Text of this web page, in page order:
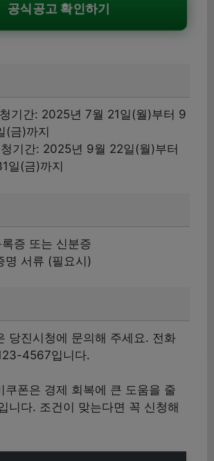
공식공고 확인하기
기간: 2025년 7월 21일(월)부터 9
(금)까지
기간: 2025년 9월 22일(월)부터
일(금)까지
증 또는 신분증
명 서류 (필요시)
당진시청에 문의해 주세요. 전화
4567입니다.
쿠폰은 경제 회복에 큰 도움을 줄
니다. 조건이 맞는다면 꼭 신청해